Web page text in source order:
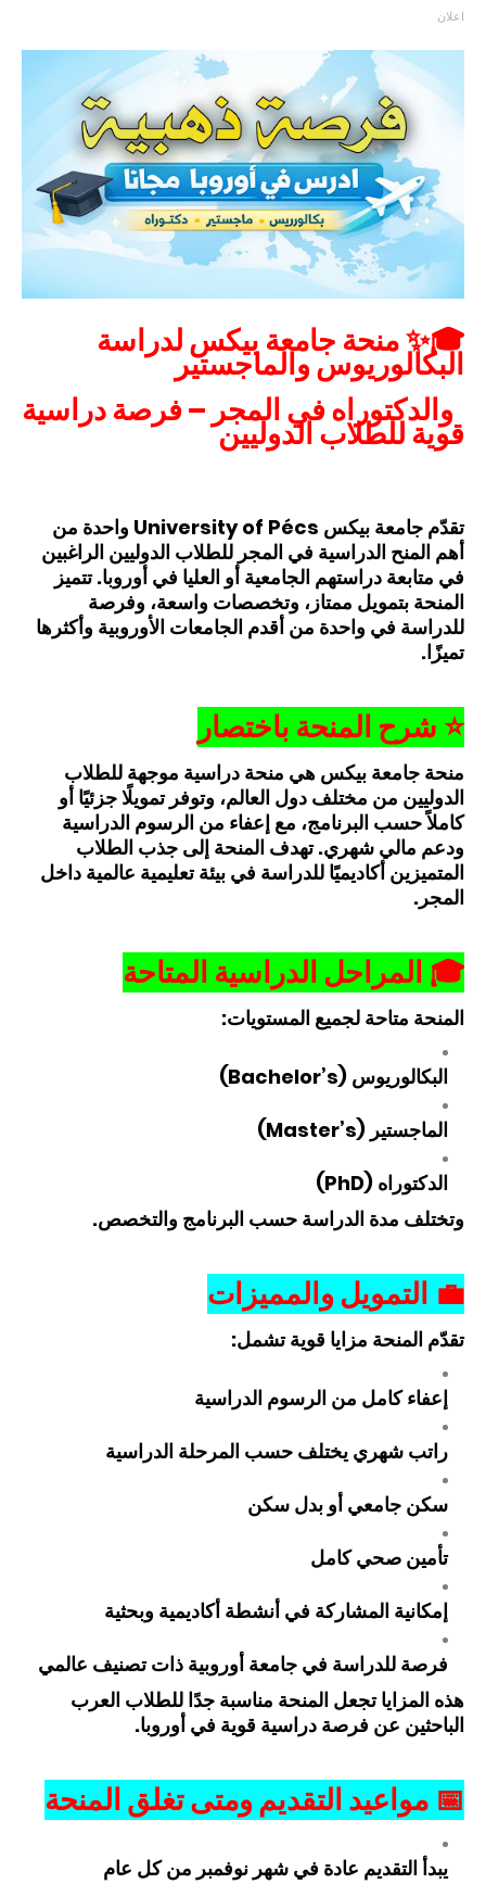
اعلان
🎓✨منحة جامعة بيكس لدراسة
البكالوريوس والماجستير
والدكتوراه في المجر – فرصة دراسية
قوية للطلاب الدوليين
تقدّم جامعة بيكس University of Pécs واحدة من
أهم المنح الدراسية في المجر للطلاب الدوليين الراغبين
في متابعة دراستهم الجامعية أو العليا في أوروبا. تتميز
المنحة بتمويل ممتاز، وتخصصات واسعة، وفرصة
للدراسة في واحدة من أقدم الجامعات الأوروبية وأكثرها
تميزًا.
⭐شرح المنحة باختصار
منحة جامعة بيكس هي منحة دراسية موجهة للطلاب
الدوليين من مختلف دول العالم، وتوفر تمويلًا جزئيًا أو
كاملاً حسب البرنامج، مع إعفاء من الرسوم الدراسية
ودعم مالي شهري. تهدف المنحة إلى جذب الطلاب
المتميزين أكاديميًا للدراسة في بيئة تعليمية عالمية داخل
المجر.
🎓 المراحل الدراسية المتاحة
المنحة متاحة لجميع المستويات:
البكالوريوس (Bachelor’s)
الماجستير (Master’s)
الدكتوراه (PhD)
وتختلف مدة الدراسة حسب البرنامج والتخصص.
💼 التمويل والمميزات
تقدّم المنحة مزايا قوية تشمل:
إعفاء كامل من الرسوم الدراسية
راتب شهري يختلف حسب المرحلة الدراسية
سكن جامعي أو بدل سكن
تأمين صحي كامل
إمكانية المشاركة في أنشطة أكاديمية وبحثية
فرصة للدراسة في جامعة أوروبية ذات تصنيف عالمي
هذه المزايا تجعل المنحة مناسبة جدًا للطلاب العرب
الباحثين عن فرصة دراسية قوية في أوروبا.
📅 مواعيد التقديم ومتى تغلق المنحة
يبدأ التقديم عادة في شهر نوفمبر من كل عام